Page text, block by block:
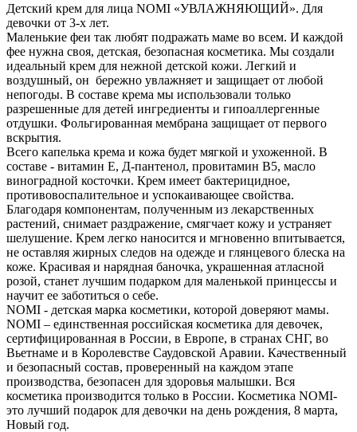
Детский крем для лица NOMI «УВЛАЖНЯЮЩИЙ». Для
девочки от 3-х лет.
Маленькие феи так любят подражать маме во всем. И каждой
фее нужна своя, детская, безопасная косметика. Мы создали
идеальный крем для нежной детской кожи. Легкий и
воздушный, он бережно увлажняет и защищает от любой
непогоды. В составе крема мы использовали только
разрешенные для детей ингредиенты и гипоаллергенные
отдушки. Фольгированная мембрана защищает от первого
вскрытия.
Всего капелька крема и кожа будет мягкой и ухоженной. В
составе - витамин Е, Д-пантенол, провитамин В5, масло
виноградной косточки. Крем имеет бактерицидное,
противовоспалительное и успокаивающее свойства.
Благодаря компонентам, полученным из лекарственных
растений, снимает раздражение, смягчает кожу и устраняет
шелушение. Крем легко наносится и мгновенно впитывается,
не оставляя жирных следов на одежде и глянцевого блеска на
коже. Красивая и нарядная баночка, украшенная атласной
розой, станет лучшим подарком для маленькой принцессы и
научит ее заботиться о себе.
NOMI - детская марка косметики, которой доверяют мамы.
NOMI – единственная российская косметика для девочек,
сертифицированная в России, в Европе, в странах СНГ, во
Вьетнаме и в Королевстве Саудовской Аравии. Качественный
и безопасный состав, проверенный на каждом этапе
производства, безопасен для здоровья малышки. Вся
косметика производится только в России. Косметика NOMI-
это лучший подарок для девочки на день рождения, 8 марта,
Новый год.